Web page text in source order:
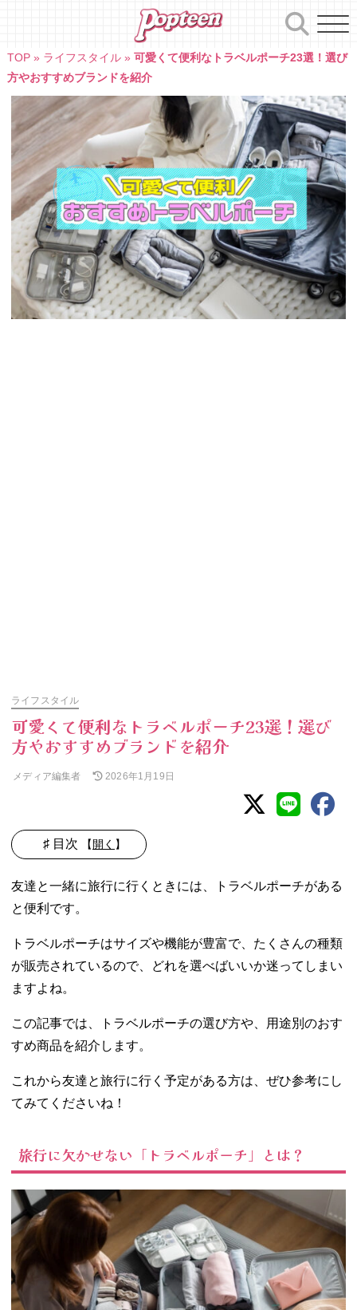
TOP» ライフスタイル» 可愛くて便利なトラベルポーチ23選！選び
方やおすすめブランドを紹介
ライフスタイル
可愛くて便利なトラベルポーチ23選！選び
方やおすすめブランドを紹介
メディア編集者 2026年1月19日
♯ 目次 【開く 】
ない「トラベル
ポーチ」とは？
チを使うメリッ
ト
03. トラベルポー
− 荷物の種
類に合わせ
選ぶ
− 防水性を
− 収納力と
機能性を重
視する
− 好みのデ
ザインなら
テンション
が上がる
04. 【用途別】お
すすめトラベル
友達と一緒に旅行に行くときには、トラベルポーチがある
と便利です。
トラベルポーチはサイズや機能が豊富で、たくさんの種類
が販売されているので、どれを選べばいいか迷ってしまい
ますよね。
この記事では、トラベルポーチの選び方や、用途別のおす
すめ商品を紹介します。
これから友達と旅行に行く予定がある方は、ぜひ参考にし
てみてくださいね！
旅行に欠かせない「トラベルポーチ」とは？